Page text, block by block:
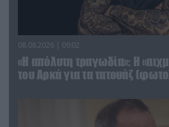
08.08.2026 | 09:02
«Η απόλυτη τραγωδία»: Η
του Αρκά για τα τατουάζ (φωτο)